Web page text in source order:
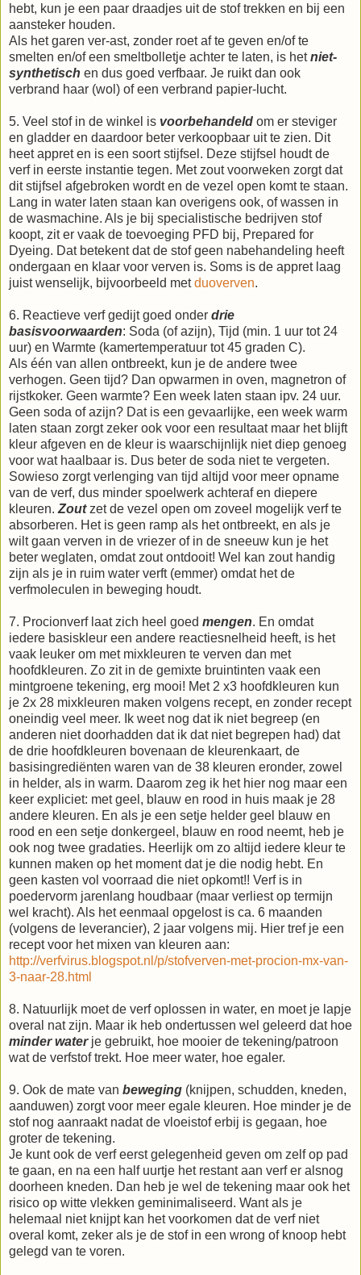
hebt, kun je een paar draadjes uit de stof trekken en bij een
aansteker houden.
Als het garen ver-ast, zonder roet af te geven en/of te
smelten en/of een smeltbolletje achter te laten, is hetniet-
synthetisch en dus goed verfbaar. Je ruikt dan ook
verbrand haar (wol) of een verbrand papier-lucht.
5. Veel stof in de winkel is voorbehandeld om er steviger
en gladder en daardoor beter verkoopbaar uit te zien. Dit
heet appret en is een soort stijfsel. Deze stijfsel houdt de
verf in eerste instantie tegen. Met zout voorweken zorgt dat
dit stijfsel afgebroken wordt en de vezel open komt te staan.
Lang in water laten staan kan overigens ook, of wassen in
de wasmachine. Als je bij specialistische bedrijven stof
koopt, zit er vaak de toevoeging PFD bij, Prepared for
Dyeing. Dat betekent dat de stof geen nabehandeling heeft
ondergaan en klaar voor verven is. Soms is de appret laag
juist wenselijk, bijvoorbeeld metduoverven.
6. Reactieve verf gedijt goed onder drie
basisvoorwaarden: Soda (of azijn), Tijd (min. 1 uur tot 24
uur) en Warmte (kamertemperatuur tot 45 graden C).
Als één van allen ontbreekt, kun je de andere twee
verhogen. Geen tijd? Dan opwarmen in oven, magnetron of
rijstkoker. Geen warmte? Een week laten staan ipv. 24 uur.
Geen soda of azijn? Dat is een gevaarlijke, een week warm
laten staan zorgt zeker ook voor een resultaat maar het blijft
kleur afgeven en de kleur is waarschijnlijk niet diep genoeg
voor wat haalbaar is. Dus beter de soda niet te vergeten.
Sowieso zorgt verlenging van tijd altijd voor meer opname
van de verf, dus minder spoelwerk achteraf en diepere
kleuren. Zout zet de vezel open om zoveel mogelijk verf te
absorberen. Het is geen ramp als het ontbreekt, en als je
wilt gaan verven in de vriezer of in de sneeuw kun je het
beter weglaten, omdat zout ontdooit! Wel kan zout handig
zijn als je in ruim water verft (emmer) omdat het de
verfmoleculen in beweging houdt.
7. Procionverf laat zich heel goed mengen. En omdat
iedere basiskleur een andere reactiesnelheid heeft, is het
vaak leuker om met mixkleuren te verven dan met
hoofdkleuren. Zo zit in de gemixte bruintinten vaak een
mintgroene tekening, erg mooi! Met 2 x3 hoofdkleuren kun
je 2x 28 mixkleuren maken volgens recept, en zonder recept
oneindig veel meer. Ik weet nog dat ik niet begreep (en
anderen niet doorhadden dat ik dat niet begrepen had) dat
de drie hoofdkleuren bovenaan de kleurenkaart, de
basisingrediënten waren van de 38 kleuren eronder, zowel
in helder, als in warm. Daarom zeg ik het hier nog maar een
keer expliciet: met geel, blauw en rood in huis maak je 28
andere kleuren. En als je een setje helder geel blauw en
rood en een setje donkergeel, blauw en rood neemt, heb je
ook nog twee gradaties. Heerlijk om zo altijd iedere kleur te
kunnen maken op het moment dat je die nodig hebt. En
geen kasten vol voorraad die niet opkomt!! Verf is in
poedervorm jarenlang houdbaar (maar verliest op termijn
wel kracht). Als het eenmaal opgelost is ca. 6 maanden
(volgens de leverancier), 2 jaar volgens mij. Hier tref je een
recept voor het mixen van kleuren aan:
http://verfvirus.blogspot.nl/p/stofverven-met-procion-mx-van-
3-naar-28.html
8. Natuurlijk moet de verf oplossen in water, en moet je lapje
overal nat zijn. Maar ik heb ondertussen wel geleerd dat hoe
minder water je gebruikt, hoe mooier de tekening/patroon
wat de verfstof trekt. Hoe meer water, hoe egaler.
9. Ook de mate van beweging (knijpen, schudden, kneden,
aanduwen) zorgt voor meer egale kleuren. Hoe minder je de
stof nog aanraakt nadat de vloeistof erbij is gegaan, hoe
groter de tekening.
Je kunt ook de verf eerst gelegenheid geven om zelf op pad
te gaan, en na een half uurtje het restant aan verf er alsnog
doorheen kneden. Dan heb je wel de tekening maar ook het
risico op witte vlekken geminimaliseerd. Want als je
helemaal niet knijpt kan het voorkomen dat de verf niet
overal komt, zeker als je de stof in een wrong of knoop hebt
gelegd van te voren.